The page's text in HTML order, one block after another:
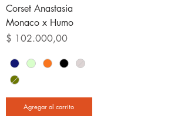
Corset Anastasia
Monaco x Humo
Precio
$ 102.000,00
Agregar al carrito